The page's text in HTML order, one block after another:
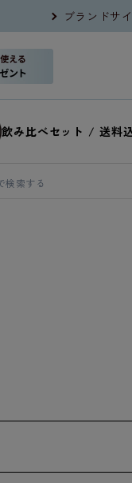
ブランドサ
飲み比べセット / 送料